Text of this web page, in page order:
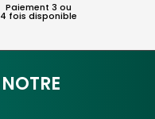
Paiement 3 ou
4 fois disponible